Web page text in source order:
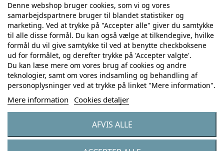
Min konto Ordrehistorik
Tilmelding til Nyhedsbrev
Vi deler aldrig din email-adresse med tredjepart
Tilmeld
Denne webshop bruger cookies, som vi og vores
samarbejdspartnere bruger til blandet statistiker og
marketing. Ved at trykke på "Accepter alle" giver du samtykke
til alle disse formål. Du kan også vælge at tilkendegive, hvilke
formål du vil give samtykke til ved at benytte checkboksene
ud for formålet, og derefter trykke på 'Accepter valgte'.
Du kan læse mere om vores brug af cookies og andre
teknologier, samt om vores indsamling og behandling af
personoplysninger ved at trykke på linket "Mere information".
Mere information Cookies detaljer
AFVIS ALLE